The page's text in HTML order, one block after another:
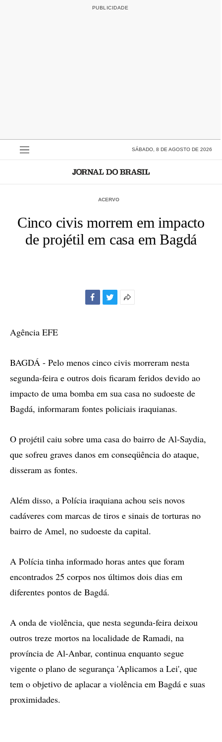
SÁBADO, 8 DE AGOSTO DE 2026
ACERVO
Cinco civis morrem em impacto
de projétil em casa em Bagdá
Agência EFE
BAGDÁ - Pelo menos cinco civis morreram nesta
segunda-feira e outros dois ficaram feridos devido ao
impacto de uma bomba em sua casa no sudoeste de
Bagdá, informaram fontes policiais iraquianas.
O projétil caiu sobre uma casa do bairro de Al-Saydia,
que sofreu graves danos em conseqüência do ataque,
disseram as fontes.
Além disso, a Polícia iraquiana achou seis novos
cadáveres com marcas de tiros e sinais de torturas no
bairro de Amel, no sudoeste da capital.
A Polícia tinha informado horas antes que foram
encontrados 25 corpos nos últimos dois dias em
diferentes pontos de Bagdá.
A onda de violência, que nesta segunda-feira deixou
outros treze mortos na localidade de Ramadi, na
província de Al-Anbar, continua enquanto segue
vigente o plano de segurança 'Aplicamos a Lei', que
tem o objetivo de aplacar a violência em Bagdá e suas
proximidades.